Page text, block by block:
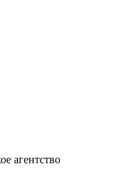
агентство